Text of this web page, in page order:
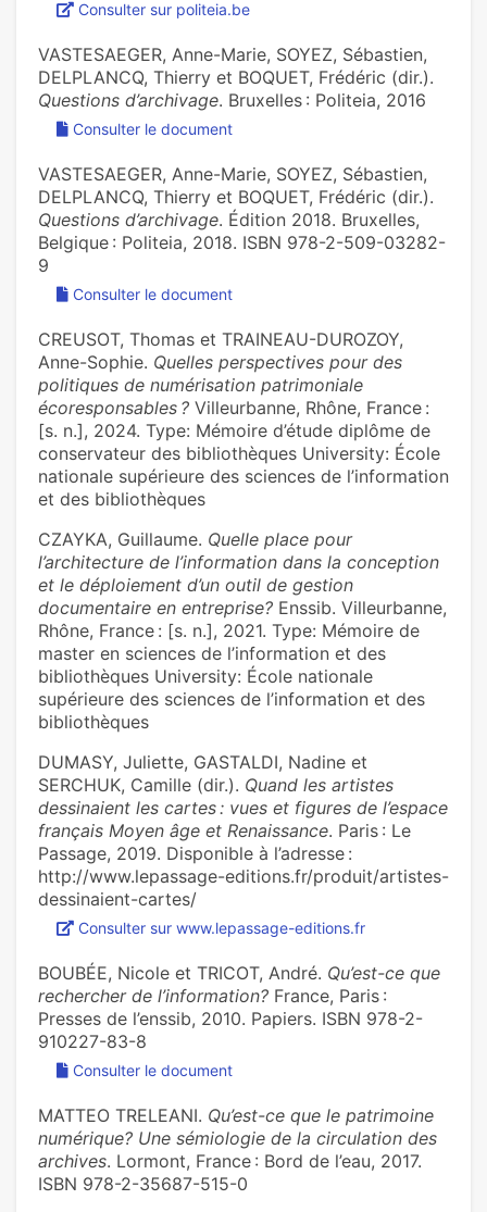
Consulter sur politeia.be
VASTESAEGER, Anne-Marie, SOYEZ, Sébastien,
DELPLANCQ, Thierry et BOQUET, Frédéric (dir.).
Questions d’archivage. Bruxelles : Politeia, 2016
Consulter le document
VASTESAEGER, Anne-Marie, SOYEZ, Sébastien,
DELPLANCQ, Thierry et BOQUET, Frédéric (dir.).
Questions d’archivage. Édition 2018. Bruxelles,
Belgique : Politeia, 2018. ISBN 978-2-509-03282-
9
Consulter le document
CREUSOT, Thomas et TRAINEAU-DUROZOY,
Anne-Sophie. Quelles perspectives pour des
politiques de numérisation patrimoniale
écoresponsables ? Villeurbanne, Rhône, France :
[s. n.], 2024. Type: Mémoire d’étude diplôme de
conservateur des bibliothèques University: École
nationale supérieure des sciences de l’information
et des bibliothèques
CZAYKA, Guillaume. Quelle place pour
l’architecture de l’information dans la conception
et le déploiement d’un outil de gestion
documentaire en entreprise? Enssib. Villeurbanne,
Rhône, France : [s. n.], 2021. Type: Mémoire de
master en sciences de l’information et des
bibliothèques University: École nationale
supérieure des sciences de l’information et des
bibliothèques
DUMASY, Juliette, GASTALDI, Nadine et
SERCHUK, Camille (dir.). Quand les artistes
dessinaient les cartes : vues et figures de l’espace
français Moyen âge et Renaissance. Paris : Le
Passage, 2019. Disponible à l’adresse :
http://www.lepassage-editions.fr/produit/artistes-
dessinaient-cartes/
Consulter sur www.lepassage-editions.fr
BOUBÉE, Nicole et TRICOT, André. Qu’est-ce que
rechercher de l’information? France, Paris :
Presses de l’enssib, 2010. Papiers. ISBN 978-2-
910227-83-8
Consulter le document
MATTEO TRELEANI. Qu’est-ce que le patrimoine
numérique? Une sémiologie de la circulation des
archives. Lormont, France : Bord de l’eau, 2017.
ISBN 978-2-35687-515-0